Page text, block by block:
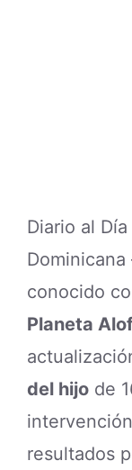
Diario al
conocido
Planeta
del hijo de
resultados